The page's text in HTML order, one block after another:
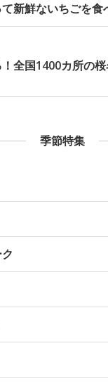
新鮮ないちごを食
全国1400カ所の
季節特集